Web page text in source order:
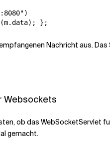
};
Nachricht aus.
Websockets
ob das WebSocketServlet
gemacht.